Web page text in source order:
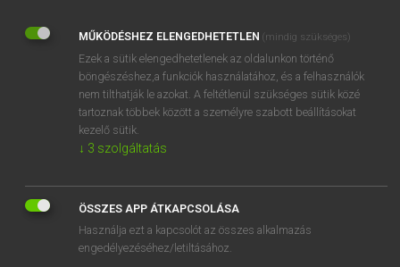
spaced
spaced out
spaced-out
space flight
SZOTAR.NET APPLIKÁCIÓ
MICROSOFT OFFICE BŐVÍTMÉNY
MŰKÖDÉSHEZ ELENGEDHETETLEN (mindig szükséges)
Ezek a sütik elengedhetetlenek az oldalunkon történő
böngészéshez,a funkciók használatához, és a felhasználók
nem tilthatják le azokat. A feltétlenül szükséges sütik közé
tartoznak többek között a személyre szabott beállításokat
kezelő sütik.
↓ 3 szolgáltatás
ÖSSZES APP ÁTKAPCSOLÁSA
Használja ezt a kapcsolót az összes alkalmazás
engedélyezéséhez/letiltásához.